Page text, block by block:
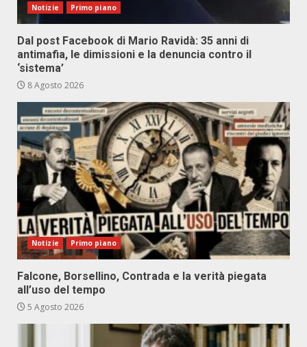
Notizie Primo piano
Dal post Facebook di Mario Ravidà: 35 anni di
antimafia, le dimissioni e la denuncia contro il
‘sistema’
8 Agosto 2026
Notizie Primo piano
Falcone, Borsellino, Contrada e la verità piegata
all’uso del tempo
5 Agosto 2026